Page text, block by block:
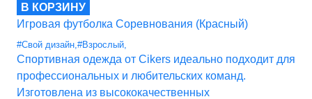
В КОРЗИНУ
Игровая футболка Соревнования (Красный)
#Свой дизайн #Взрослый
Спортивная одежда от Cikers идеально подходит для
профессиональных и любительских команд.
Изготовлена из высококачественных